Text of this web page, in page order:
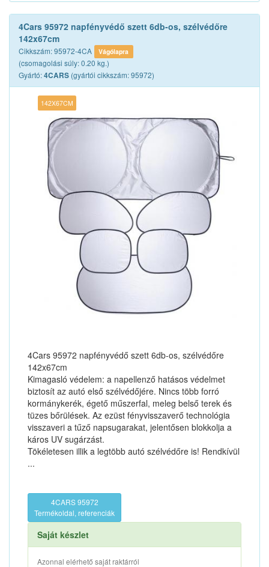
4Cars 95972 napfényvédő szett 6db-os, szélvédőre
142x67cm
Cikkszám: 95972-4CA Vágólapra
(csomagolási súly: 0.20 kg.)
Gyártó:4CARS (gyártói cikkszám: 95972)
142X67CM
4Cars 95972 napfényvédő szett 6db-os, szélvédőre
142x67cm
Kimagasló védelem: a napellenző hatásos védelmet
biztosít az autó első szélvédőjére. Nincs több forró
kormánykerék, égető műszerfal, meleg belső terek és
tüzes bőrülések. Az ezüst fényvisszaverő technológia
visszaveri a tűző napsugarakat, jelentősen blokkolja a
káros UV sugárzást.
Tökéletesen illik a legtöbb autó szélvédőre is! Rendkívül
...
4CARS 95972
Termékoldal, referenciák
Saját készlet
Azonnal elérhető saját raktárról